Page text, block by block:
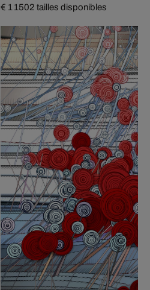
€ 1 1502 tailles disponibles